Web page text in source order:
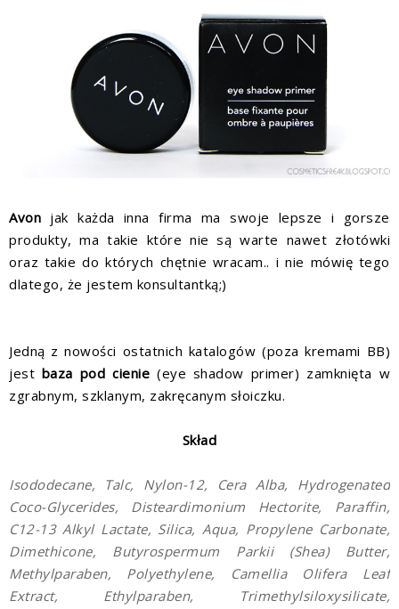
Avon jak każda inna firma ma swoje lepsze i gorsze
produkty, ma takie które nie są warte nawet złotówki
oraz takie do których chętnie wracam.. i nie mówię tego
dlatego, że jestem konsultantką;)
Jedną z nowości ostatnich katalogów (poza kremami BB)
jest baza pod cienie (eye shadow primer) zamknięta w
zgrabnym, szklanym, zakręcanym słoiczku.
Skład
Isododecane, Talc, Nylon-12, Cera Alba, Hydrogenated
Coco-Glycerides, Disteardimonium Hectorite, Paraffin,
C12-13 Alkyl Lactate, Silica, Aqua, Propylene Carbonate,
Dimethicone, Butyrospermum Parkii (Shea) Butter,
Methylparaben, Polyethylene, Camellia Olifera Leaf
Extract, Ethylparaben, Trimethylsiloxysilicate,